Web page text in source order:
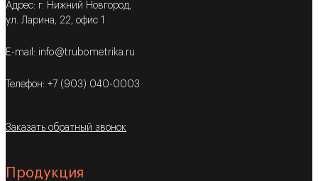
Адрес: г. Нижний Новгород,
ул. Ларина, 22, офис 1
E-mail: info@trubometrika.ru
Телефон: +7 (903) 040-0003
Заказать обратный звонок
Продукция